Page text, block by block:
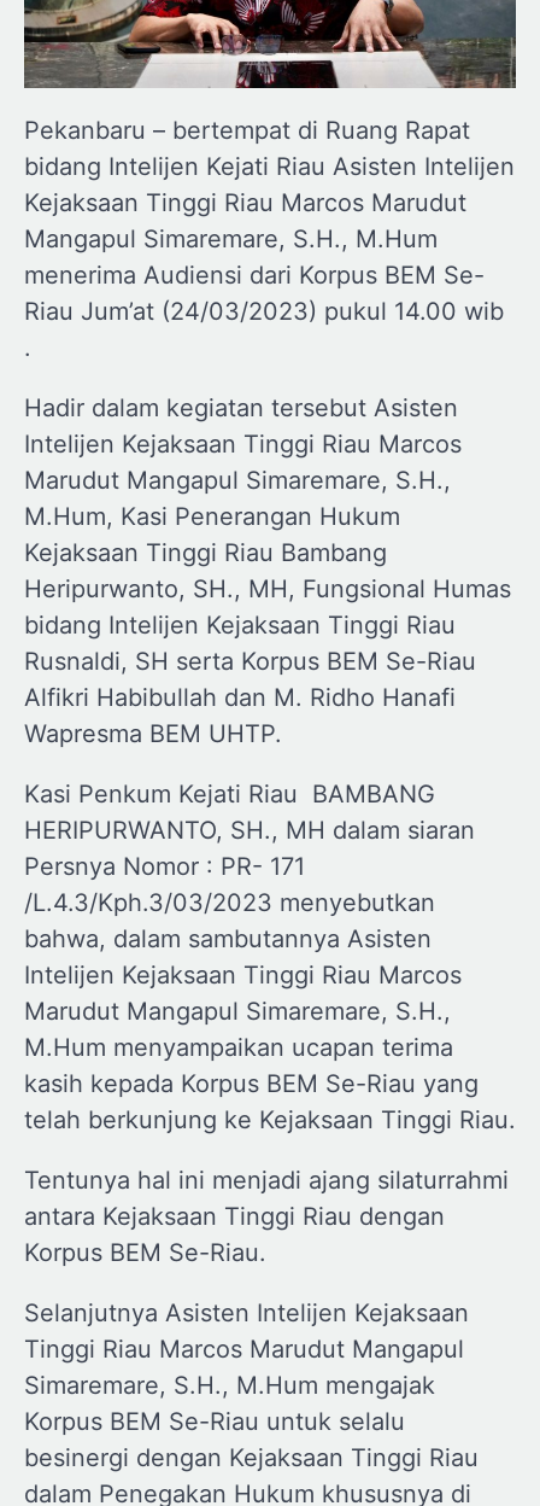
Pekanbaru – bertempat di Ruang Rapat
bidang Intelijen Kejati Riau Asisten Intelijen
Kejaksaan Tinggi Riau Marcos Marudut
Mangapul Simaremare, S.H., M.Hum
menerima Audiensi dari Korpus BEM Se-
Riau Jum’at (24/03/2023) pukul 14.00 wib
.
Hadir dalam kegiatan tersebut Asisten
Intelijen Kejaksaan Tinggi Riau Marcos
Marudut Mangapul Simaremare, S.H.,
M.Hum, Kasi Penerangan Hukum
Kejaksaan Tinggi Riau Bambang
Heripurwanto, SH., MH, Fungsional Humas
bidang Intelijen Kejaksaan Tinggi Riau
Rusnaldi, SH serta Korpus BEM Se-Riau
Alfikri Habibullah dan M. Ridho Hanafi
Wapresma BEM UHTP.
Kasi Penkum Kejati Riau BAMBANG
HERIPURWANTO, SH., MH dalam siaran
Persnya Nomor : PR- 171
/L.4.3/Kph.3/03/2023 menyebutkan
bahwa, dalam sambutannya Asisten
Intelijen Kejaksaan Tinggi Riau Marcos
Marudut Mangapul Simaremare, S.H.,
M.Hum menyampaikan ucapan terima
kasih kepada Korpus BEM Se-Riau yang
telah berkunjung ke Kejaksaan Tinggi Riau.
Tentunya hal ini menjadi ajang silaturrahmi
antara Kejaksaan Tinggi Riau dengan
Korpus BEM Se-Riau.
Selanjutnya Asisten Intelijen Kejaksaan
Tinggi Riau Marcos Marudut Mangapul
Simaremare, S.H., M.Hum mengajak
Korpus BEM Se-Riau untuk selalu
besinergi dengan Kejaksaan Tinggi Riau
dalam Penegakan Hukum khususnya di